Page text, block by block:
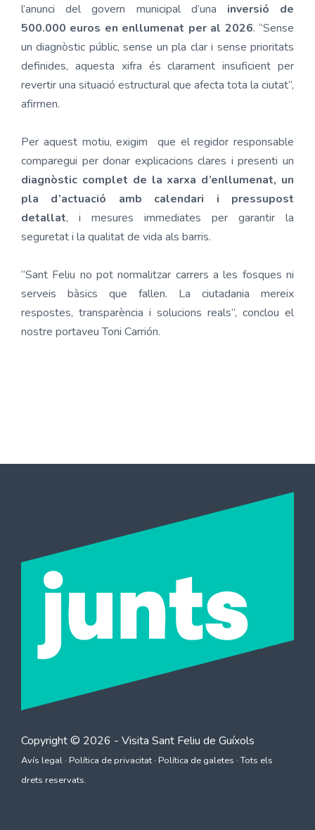
l’anunci del govern municipal d’una inversió de
500.000 euros en enllumenat per al 2026. “Sense
un diagnòstic públic, sense un pla clar i sense prioritats
definides, aquesta xifra és clarament insuficient per
revertir una situació estructural que afecta tota la ciutat”,
afirmen.
Per aquest motiu, exigim que el regidor responsable
comparegui per donar explicacions clares i presenti un
diagnòstic complet de la xarxa d’enllumenat, un
pla d’actuació amb calendari i pressupost
detallat, i mesures immediates per garantir la
seguretat i la qualitat de vida als barris.
“Sant Feliu no pot normalitzar carrers a les fosques ni
serveis bàsics que fallen. La ciutadania mereix
respostes, transparència i solucions reals”, conclou el
nostre portaveu Toni Carrión.
Copyright © 2026 - Visita Sant Feliu de Guíxols
Avís legal · Política de privacitat · Política de galetes · Tots els
drets reservats.